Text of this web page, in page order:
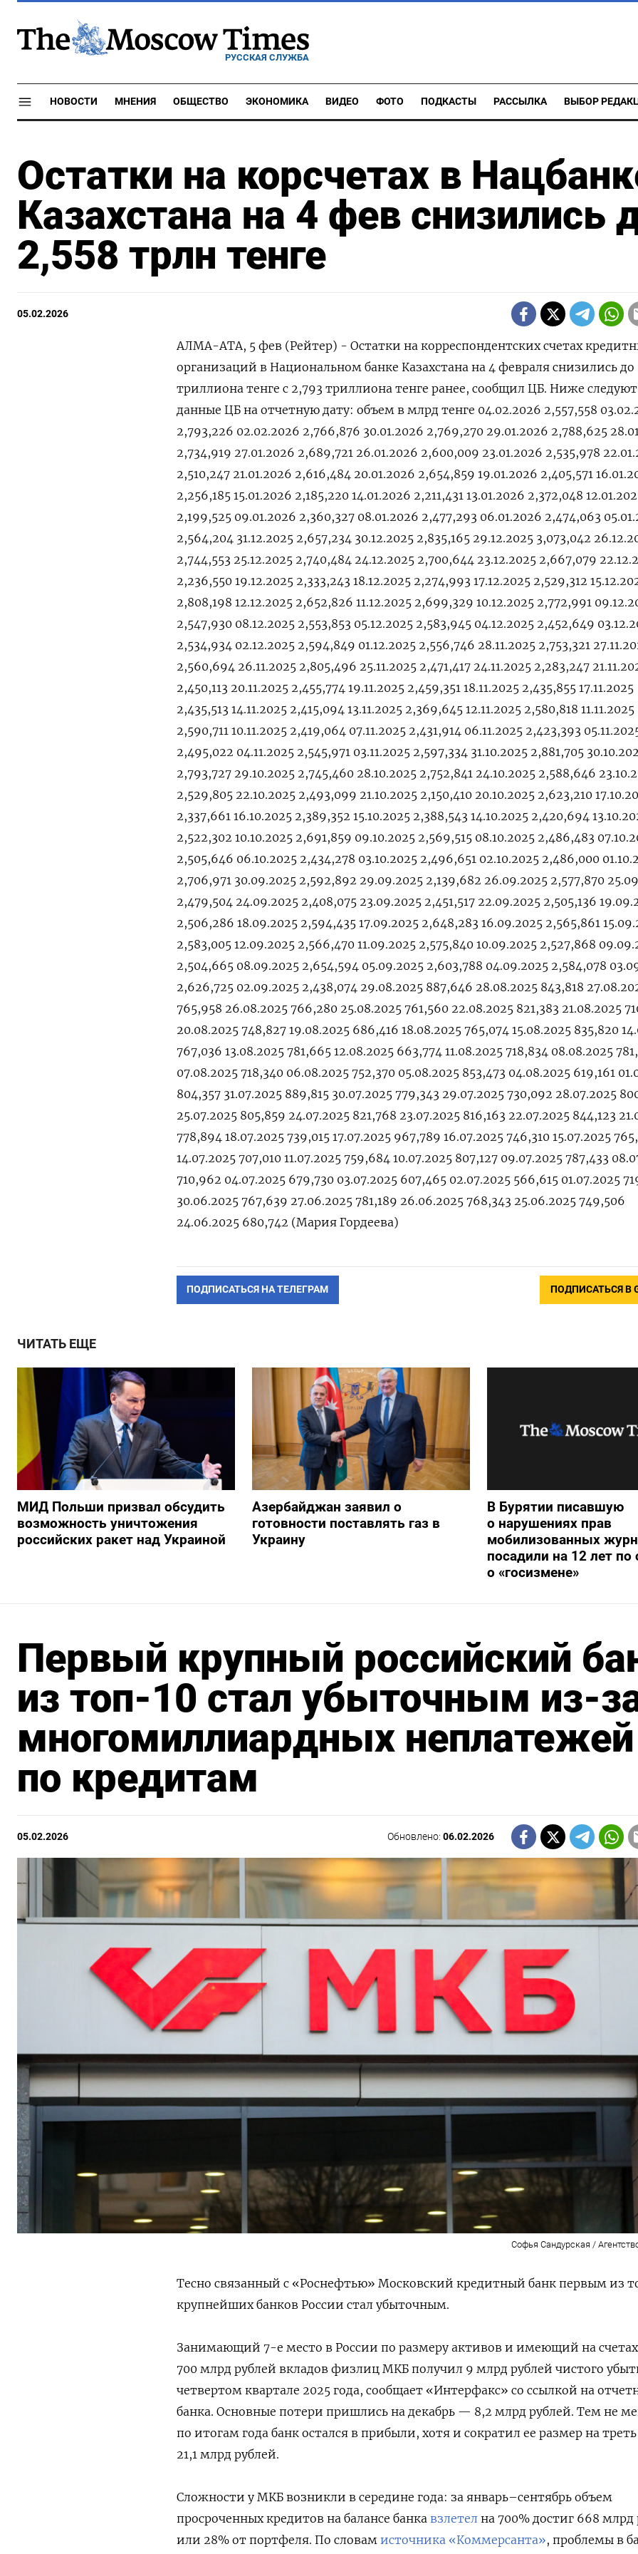
РУССКАЯ СЛУЖБА
НОВОСТИ МНЕНИЯ ОБЩЕСТВО ЭКОНОМИКА ВИДЕО ФОТО ПОДКАСТЫ РАССЫЛКА ВЫБОР
Остатки на корсчетах в
Казахстана на 4 фев снизились
2,558 трлн тенге
05.02.2026
АЛМА-АТА, 5 фев (Рейтер) - ⁠Остатки на корреспондентских счетах
⁠организаций ​в ⁠Национальном ⁠банке Казахстана ‌на 4 ‍февраля ‌снизились до
триллиона тенге ⁠с ‍2,793 триллиона тенге ‌ранее, сообщил ЦБ. Ниже следуют
‍данные ‍ЦБ на ‍отчетную дату: объем в млрд ⁠тенге 04.02.2026 2,557,558
2,793,226 02.02.2026 2,766,876 30.01.2026 2,769,270 29.01.2026 2,788,625
2,734,919 27.01.2026 2,689,721 26.01.2026 2,600,009 23.01.2026 2,535,978
2,510,247 21.01.2026 2,616,484 20.01.2026 2,654,859 19.01.2026 2,405,571
2,256,185 15.01.2026 2,185,220 14.01.2026 2,211,431 13.01.2026 2,372,048
2,199,525 09.01.2026 2,360,327 08.01.2026 2,477,293 06.01.2026 2,474,063
2,564,204 31.12.2025 2,657,234 30.12.2025 2,835,165 29.12.2025 3,073,042
2,744,553 25.12.2025 2,740,484 24.12.2025 2,700,644 23.12.2025 2,667,079
2,236,550 19.12.2025 2,333,243 18.12.2025 2,274,993 17.12.2025 2,529,312
2,808,198 12.12.2025 2,652,826 11.12.2025 2,699,329 10.12.2025 2,772,991
2,547,930 08.12.2025 2,553,853 05.12.2025 2,583,945 04.12.2025 2,452,649
2,534,934 02.12.2025 2,594,849 01.12.2025 2,556,746 28.11.2025 2,753,321
2,560,694 26.11.2025 2,805,496 25.11.2025 2,471,417 24.11.2025 2,283,247
2,450,113 20.11.2025 2,455,774 19.11.2025 2,459,351 18.11.2025 2,435,855 17.11.2025
2,435,513 14.11.2025 2,415,094 13.11.2025 2,369,645 12.11.2025 2,580,818 11.11.2025
2,590,711 10.11.2025 2,419,064 07.11.2025 2,431,914 06.11.2025 2,423,393
2,495,022 04.11.2025 2,545,971 03.11.2025 2,597,334 31.10.2025 2,881,705
2,793,727 29.10.2025 2,745,460 28.10.2025 2,752,841 24.10.2025 2,588,646
2,529,805 22.10.2025 2,493,099 21.10.2025 2,150,410 20.10.2025 2,623,210
2,337,661 16.10.2025 2,389,352 15.10.2025 2,388,543 14.10.2025 2,420,694
2,522,302 10.10.2025 2,691,859 09.10.2025 2,569,515 08.10.2025 2,486,483
2,505,646 06.10.2025 2,434,278 03.10.2025 2,496,651 02.10.2025 2,486,000
2,706,971 30.09.2025 2,592,892 29.09.2025 2,139,682 26.09.2025 2,577,870
2,479,504 24.09.2025 2,408,075 23.09.2025 2,451,517 22.09.2025 2,505,136
2,506,286 18.09.2025 2,594,435 17.09.2025 2,648,283 16.09.2025 2,565,861
2,583,005 12.09.2025 2,566,470 11.09.2025 2,575,840 10.09.2025 2,527,868
2,504,665 08.09.2025 2,654,594 05.09.2025 2,603,788 04.09.2025 2,584,078
2,626,725 02.09.2025 2,438,074 29.08.2025 887,646 28.08.2025 843,818
765,958 26.08.2025 766,280 25.08.2025 761,560 22.08.2025 821,383 21.08.2025
20.08.2025 748,827 19.08.2025 686,416 18.08.2025 765,074 15.08.2025 835,820
767,036 13.08.2025 781,665 12.08.2025 663,774 11.08.2025 718,834 08.08.2025
07.08.2025 718,340 06.08.2025 752,370 05.08.2025 853,473 04.08.2025 619,161
804,357 31.07.2025 889,815 30.07.2025 779,343 29.07.2025 730,092 28.07.2025
25.07.2025 805,859 24.07.2025 821,768 23.07.2025 816,163 22.07.2025 844,123
778,894 18.07.2025 739,015 17.07.2025 967,789 16.07.2025 746,310 15.07.2025
14.07.2025 707,010 11.07.2025 759,684 10.07.2025 807,127 09.07.2025 787,433
710,962 04.07.2025 679,730 03.07.2025 607,465 02.07.2025 566,615 01.07.2025
30.06.2025 767,639 27.06.2025 781,189 26.06.2025 768,343 25.06.2025 749,506
24.06.2025 680,742 (Мария Гордеева)
ПОДПИСАТЬСЯ НА ТЕЛЕГРАМ ПОДПИСАТЬСЯ В
ЧИТАТЬ ЕЩЕ
МИД Польши призвал обсудить
возможность уничтожения
российских ракет над Украиной
Азербайджан заявил о
готовности поставлять газ в
Украину
В Бурятии писавшую
о нарушениях прав
мобилизованных
посадили на 12 лет по
о «госизмене»
Первый крупный российский
из топ-10 стал убыточным из-
многомиллиардных неплатежей
по кредитам
05.02.2026 Обновлено:06.02.2026
Софья Сандурская /
Тесно связанный с «Роснефтью» Московский кредитный банк первым из
крупнейших банков России стал убыточным.
Занимающий 7-е место в России по размеру активов и имеющий на
700 млрд рублей вкладов физлиц МКБ получил 9 млрд рублей чистого
четвертом квартале 2025 года, сообщает «Интерфакс» со ссылкой на
банка. Основные потери пришлись на декабрь — 8,2 млрд рублей. Тем не
по итогам года банк остался в прибыли, хотя и сократил ее размер на
21,1 млрд рублей.
Сложности у МКБ возникли в середине года: за январь–сентябрь объем
просроченных кредитов на балансе банка взлетел на 700% достиг 668 млрд
или 28% от портфеля. По словам источника «Коммерсанта», проблемы в